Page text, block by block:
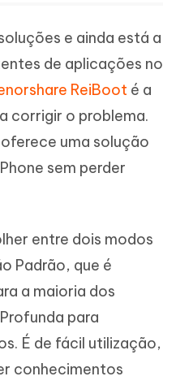
e ainda está a
de aplicações no
ReiBoot é a
corrigir o problema.
uma solução
sem perder
entre dois modos
Padrão, que é
a maioria dos
para
É de fácil utilização,
conhecimentos